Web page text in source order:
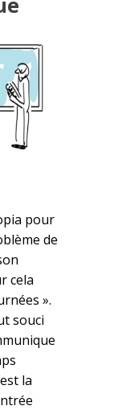
pour
de
cela
».
souci
la